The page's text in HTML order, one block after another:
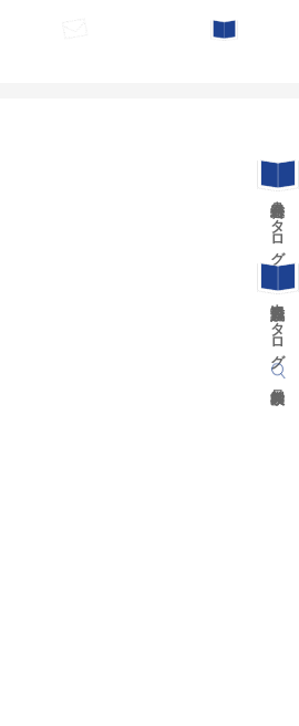
遊具総合カタログ
景観施設カタログ